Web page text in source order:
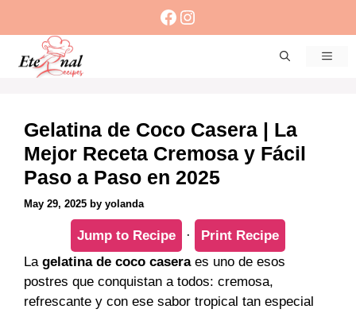
content
Facebook
Instagram
Gelatina de Coco Casera | La
Mejor Receta Cremosa y Fácil
Paso a Paso en 2025
May 29, 2025 by yolanda
Jump to Recipe ·
Print Recipe
La gelatina de coco caseraes uno de esos
postres que conquistan a todos: cremosa,
refrescante y con ese sabor tropical tan especial